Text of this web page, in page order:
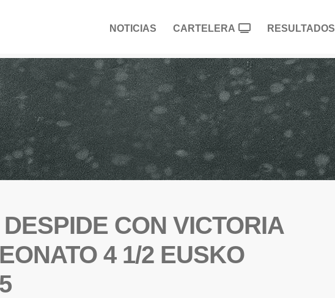
NOTICIAS CARTELERA RESULTADOS
CON VICTORIA
4 1/2 EUSKO